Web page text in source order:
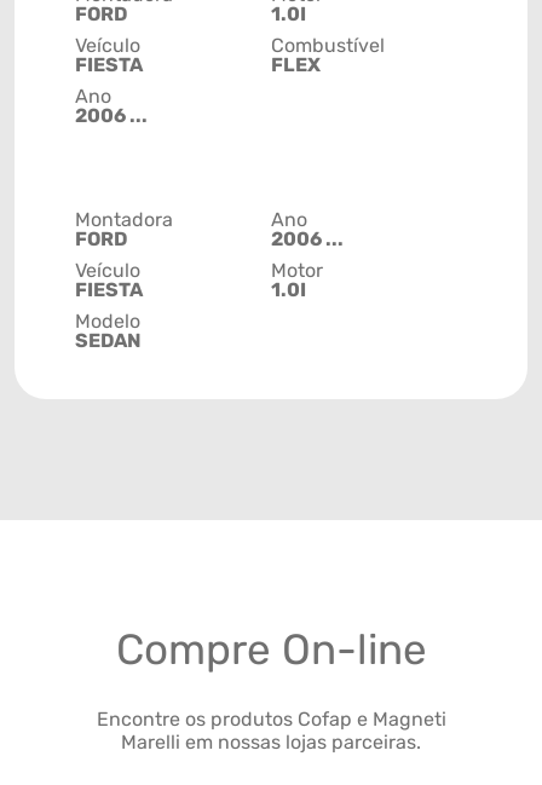
FORD
Veículo
FIESTA
Ano
2006 ...
1.0I
Combustível
FLEX
Montadora
FORD
Veículo
FIESTA
Modelo
SEDAN
Ano
2006 ...
Motor
1.0I
Compre On-line
Encontre os produtos Cofap e Magneti
Marelli em nossas lojas parceiras.